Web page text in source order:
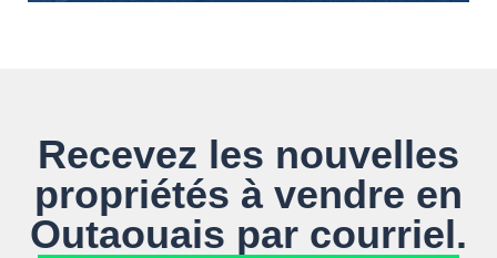
Recevez les nouvelles
propriétés à vendre en
Outaouais par courriel.